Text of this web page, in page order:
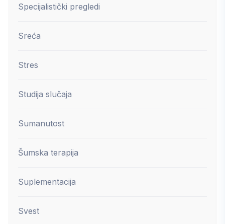
Specijalistički pregledi
Sreća
Stres
Studija slučaja
Sumanutost
Šumska terapija
Suplementacija
Svest